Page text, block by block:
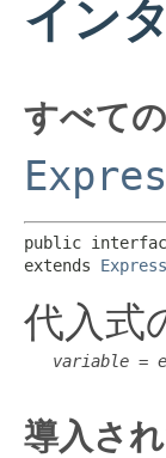
イン
すべて
public
extends
代入式
variable =
導入さ